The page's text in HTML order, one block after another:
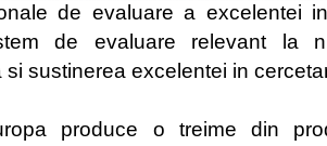
de evaluare a excelentei
de evaluare relevant la
si sustinerea excelentei in
produce o treime din